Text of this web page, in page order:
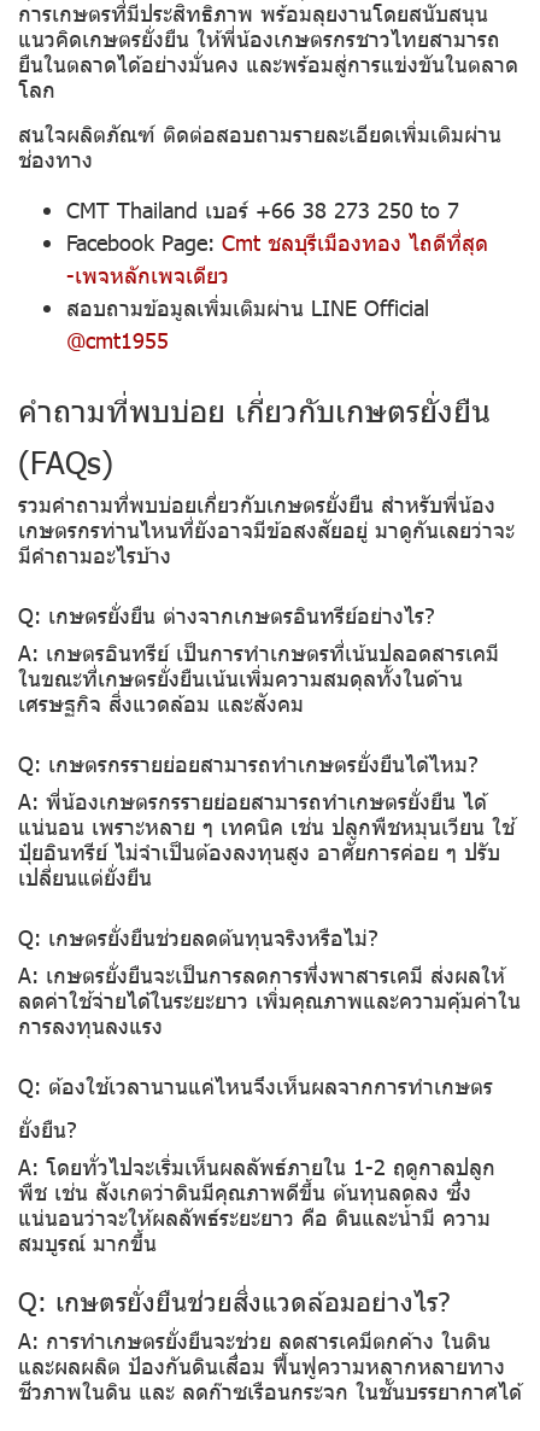
การเกษตรที่มีประสิทธิภาพ พร้อมลุยงานโดยสนับสนุน
แนวคิดเกษตรยั่งยืน ให้พี่น้องเกษตรกรชาวไทยสามารถ
ยืนในตลาดได้อย่างมั่นคง และพร้อมสู่การแข่งขันในตลาด
โลก
สนใจผลิตภัณฑ์ ติดต่อสอบถามรายละเอียดเพิ่มเติมผ่าน
ช่องทาง
CMT Thailand เบอร์ +66 38 273 250 to 7
Facebook Page: Cmt ชลบุรีเมืองทอง ไถดีที่สุด
-เพจหลักเพจเดียว
สอบถามข้อมูลเพิ่มเติมผ่าน LINE Official
@cmt1955
คำถามที่พบบ่อย เกี่ยวกับเกษตรยั่งยืน
(FAQs)
รวมคำถามที่พบบ่อยเกี่ยวกับเกษตรยั่งยืน สำหรับพี่น้อง
เกษตรกรท่านไหนที่ยังอาจมีข้อสงสัยอยู่ มาดูกันเลยว่าจะ
มีคำถามอะไรบ้าง
Q: เกษตรยั่งยืน ต่างจากเกษตรอินทรีย์อย่างไร?
A: เกษตรอินทรีย์ เป็นการทำเกษตรที่เน้นปลอดสารเคมี
ในขณะที่เกษตรยั่งยืนเน้นเพิ่มความสมดุลทั้งในด้าน
เศรษฐกิจ สิ่งแวดล้อม และสังคม
Q: เกษตรกรรายย่อยสามารถทำเกษตรยั่งยืนได้ไหม?
A: พี่น้องเกษตรกรรายย่อยสามารถทำเกษตรยั่งยืน ได้
แน่นอน เพราะหลาย ๆ เทคนิค เช่น ปลูกพืชหมุนเวียน ใช้
ปุ๋ยอินทรีย์ ไม่จำเป็นต้องลงทุนสูง อาศัยการค่อย ๆ ปรับ
เปลี่ยนแต่ยั่งยืน
Q: เกษตรยั่งยืนช่วยลดต้นทุนจริงหรือไม่?
A: เกษตรยั่งยืนจะเป็นการลดการพึ่งพาสารเคมี ส่งผลให้
ลดค่าใช้จ่ายได้ในระยะยาว เพิ่มคุณภาพและความคุ้มค่าใน
การลงทุนลงแรง
Q: ต้องใช้เวลานานแค่ไหนจึงเห็นผลจากการทำเกษตร
ยั่งยืน?
A: โดยทั่วไปจะเริ่มเห็นผลลัพธ์ภายใน 1-2 ฤดูกาลปลูก
พืช เช่น สังเกตว่าดินมีคุณภาพดีขึ้น ต้นทุนลดลง ซึ่ง
แน่นอนว่าจะให้ผลลัพธ์ระยะยาว คือ ดินและน้ำมี ความ
สมบูรณ์ มากขึ้น
Q: เกษตรยั่งยืนช่วยสิ่งแวดล้อมอย่างไร?
A: การทำเกษตรยั่งยืนจะช่วย ลดสารเคมีตกค้าง ในดิน
และผลผลิต ป้องกันดินเสื่อม ฟื้นฟูความหลากหลายทาง
ชีวภาพในดิน และ ลดก๊าซเรือนกระจก ในชั้นบรรยากาศได้